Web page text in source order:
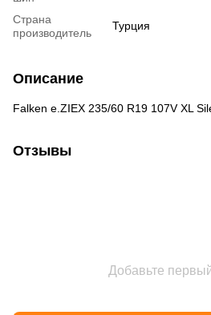
Страна
производитель
Турция
Описание
Falken e.ZIEX 235/60 R19 107V XL
Отзывы
Добавьте